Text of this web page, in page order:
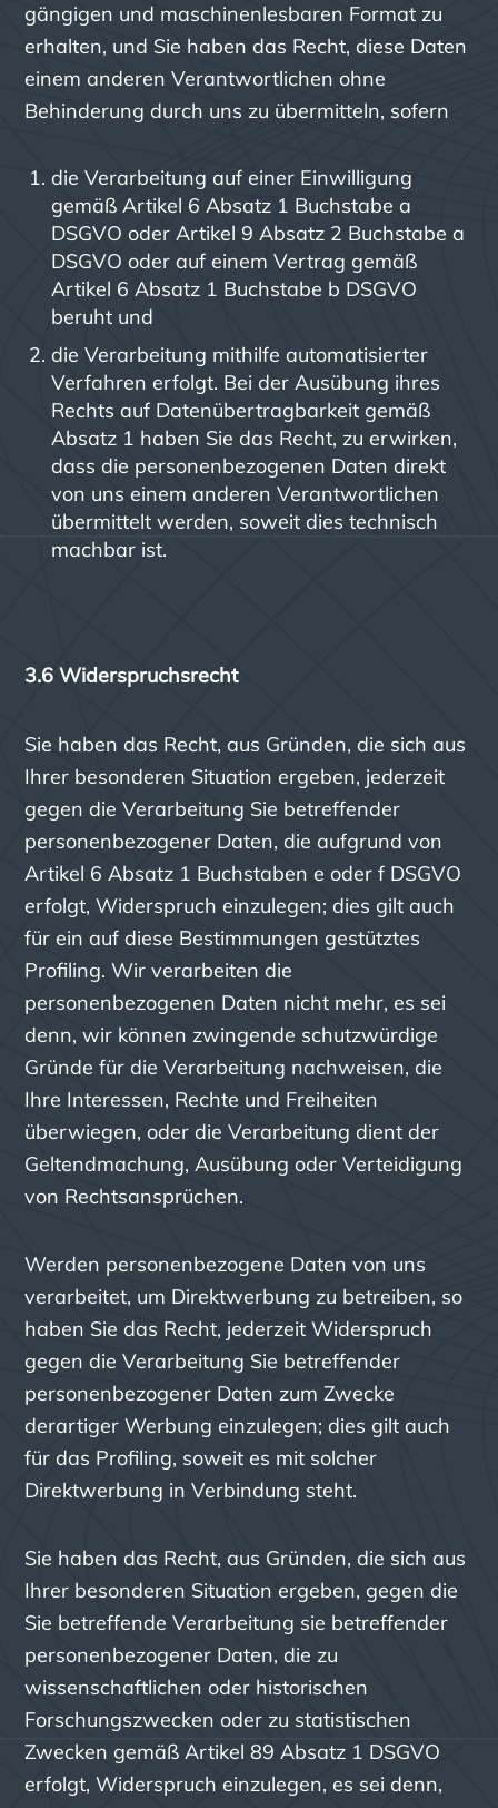
gängigen und maschinenlesbaren Format zu
erhalten, und Sie haben das Recht, diese Daten
einem anderen Verantwortlichen ohne
Behinderung durch uns zu übermitteln, sofern
die Verarbeitung auf einer Einwilligung
gemäß Artikel 6 Absatz 1 Buchstabe a
DSGVO oder Artikel 9 Absatz 2 Buchstabe a
DSGVO oder auf einem Vertrag gemäß
Artikel 6 Absatz 1 Buchstabe b DSGVO
beruht und
die Verarbeitung mithilfe automatisierter
Verfahren erfolgt. Bei der Ausübung ihres
Rechts auf Datenübertragbarkeit gemäß
Absatz 1 haben Sie das Recht, zu erwirken,
dass die personenbezogenen Daten direkt
von uns einem anderen Verantwortlichen
übermittelt werden, soweit dies technisch
machbar ist.
3.6 Widerspruchsrecht
Sie haben das Recht, aus Gründen, die sich aus
Ihrer besonderen Situation ergeben, jederzeit
gegen die Verarbeitung Sie betreffender
personenbezogener Daten, die aufgrund von
Artikel 6 Absatz 1 Buchstaben e oder f DSGVO
erfolgt, Widerspruch einzulegen; dies gilt auch
für ein auf diese Bestimmungen gestütztes
Profiling. Wir verarbeiten die
personenbezogenen Daten nicht mehr, es sei
denn, wir können zwingende schutzwürdige
Gründe für die Verarbeitung nachweisen, die
Ihre Interessen, Rechte und Freiheiten
überwiegen, oder die Verarbeitung dient der
Geltendmachung, Ausübung oder Verteidigung
von Rechtsansprüchen.
Werden personenbezogene Daten von uns
verarbeitet, um Direktwerbung zu betreiben, so
haben Sie das Recht, jederzeit Widerspruch
gegen die Verarbeitung Sie betreffender
personenbezogener Daten zum Zwecke
derartiger Werbung einzulegen; dies gilt auch
für das Profiling, soweit es mit solcher
Direktwerbung in Verbindung steht.
Sie haben das Recht, aus Gründen, die sich aus
Ihrer besonderen Situation ergeben, gegen die
Sie betreffende Verarbeitung sie betreffender
personenbezogener Daten, die zu
wissenschaftlichen oder historischen
Forschungszwecken oder zu statistischen
Zwecken gemäß Artikel 89 Absatz 1 DSGVO
erfolgt, Widerspruch einzulegen, es sei denn,